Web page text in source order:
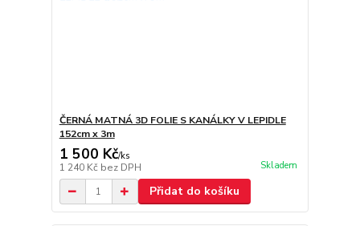
ČERNÁ MATNÁ 3D FOLIE S KANÁLKY V LEPIDLE
152cm x 3m
1 500 Kč/ks
1 240 Kč bez DPH Skladem
Přidat do košíku